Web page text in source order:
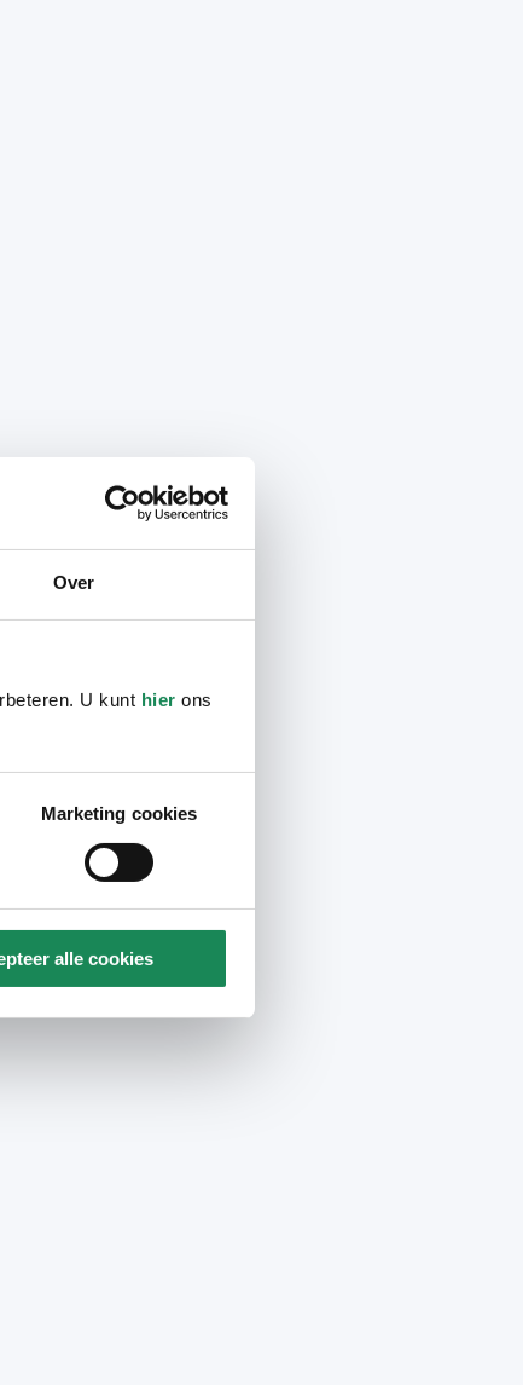
Over
U kunt hier ons
Marketing cookies
alle cookies